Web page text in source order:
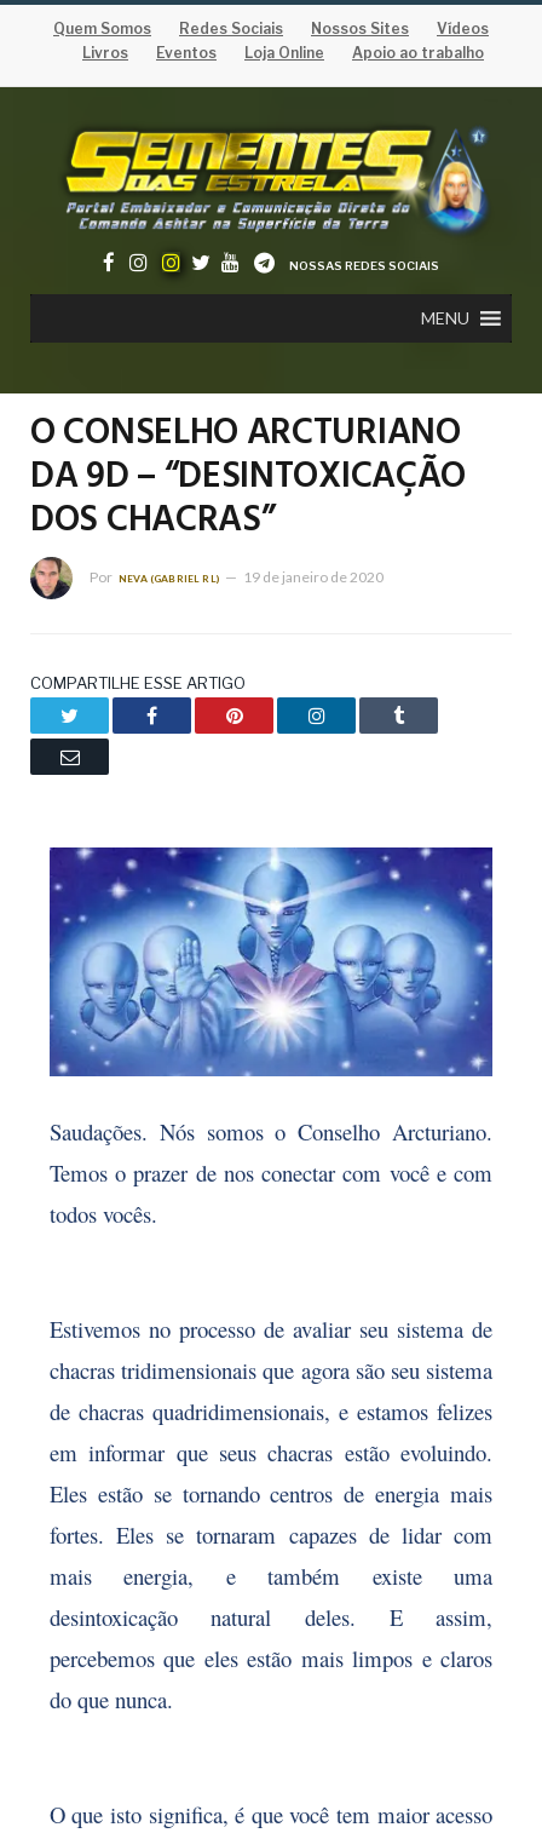
Quem Somos Redes Sociais Nossos Sites
Vídeos
Livros
Eventos Loja Online Apoio ao trabalho
NOSSAS REDES SOCIAIS
MENU
O CONSELHO ARCTURIANO
DA 9D – “DESINTOXICAÇÃO
DOS CHACRAS”
Por NEVA (GABRIEL RL) 19 de janeiro de 2020
COMPARTILHE ESSE ARTIGO
Facebook Pinterest LinkedIn Tumblr
Email
Saudações. Nós somos o Conselho Arcturiano.
Temos o prazer de nos conectar com você e com
todos vocês.
Estivemos no processo de avaliar seu sistema de
chacras tridimensionais que agora são seu sistema
de chacras quadridimensionais, e estamos felizes
em informar que seus chacras estão evoluindo.
Eles estão se tornando centros de energia mais
fortes. Eles se tornaram capazes de lidar com
mais energia, e também existe uma
desintoxicação natural deles. E assim,
percebemos que eles estão mais limpos e claros
do que nunca.
O que isto significa, é que você tem maior acesso